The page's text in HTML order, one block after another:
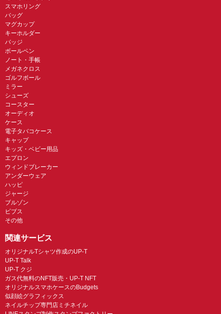
スマホリング
バッグ
マグカップ
キーホルダー
バッジ
ボールペン
ノート・手帳
メガネクロス
ゴルフボール
ミラー
シューズ
コースター
オーディオ
ケース
電子タバコケース
キャップ
キッズ・ベビー用品
エプロン
ウィンドブレーカー
アンダーウェア
ハッピ
ジャージ
ブルゾン
ビブス
その他
関連サービス
オリジナルTシャツ作成のUP-T
UP-T Talk
UP-T クジ
ガス代無料のNFT販売・UP-T NFT
オリジナルスマホケースのBudgets
似顔絵グラフィックス
ネイルチップ専門店ミチネイル